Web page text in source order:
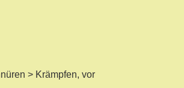
> Krämpfen, vor